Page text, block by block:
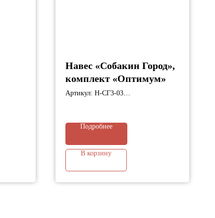
Навес «Собакин Город»,
комплект «Оптимум»
Артикул: Н-СГ3-03
Подробнее
В корзину